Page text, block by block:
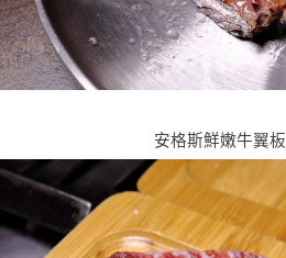
安格斯鮮嫩牛翼板